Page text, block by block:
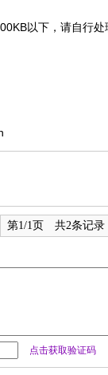
以下，请自行
第1/1页 共2条记录
点击获取验证码